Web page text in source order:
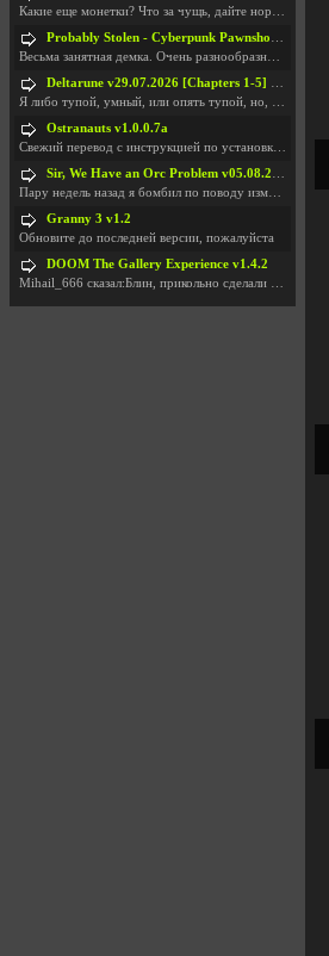
Какие еще монетки? Что за чущь, дайте нормально ск
Probably Stolen - Cyberpunk Pawnshop Simulator v048c [Playtest]
Весьма занятная демка. Очень разнообразные механик
Deltarune v29.07.2026 [Chapters 1-5] / + RUS [Chapters 1-5]
Я либо тупой, умный, или опять тупой, но, вроде я
Ostranauts v1.0.0.7a
Свежий перевод с инструкцией по установкеhttps://g
Sir, We Have an Orc Problem v05.08.2026
Пару недель назад я бомбил по поводу изменения мин
Granny 3 v1.2
Обновите до последней версии, пожалуйста
DOOM The Gallery Experience v1.4.2
Mihail_666 сказал:Блин, прикольно сделали с монетк